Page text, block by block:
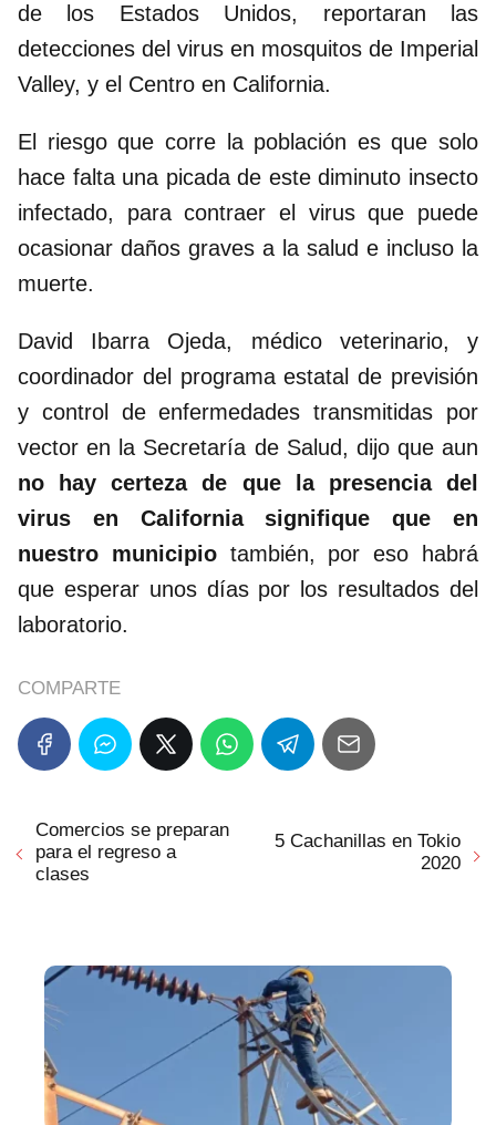
de los Estados Unidos, reportaran las
detecciones del virus en mosquitos de Imperial
Valley, y el Centro en California.
El riesgo que corre la población es que solo
hace falta una picada de este diminuto insecto
infectado, para contraer el virus que puede
ocasionar daños graves a la salud e incluso la
muerte.
David Ibarra Ojeda, médico veterinario, y
coordinador del programa estatal de previsión
y control de enfermedades transmitidas por
vector en la Secretaría de Salud, dijo que aun
no hay certeza de que la presencia del
virus en California signifique que en
nuestro municipiotambién, por eso habrá
que esperar unos días por los resultados del
laboratorio.
COMPARTE
Comercios se preparan
para el regreso a
clases
5 Cachanillas en Tokio
2020